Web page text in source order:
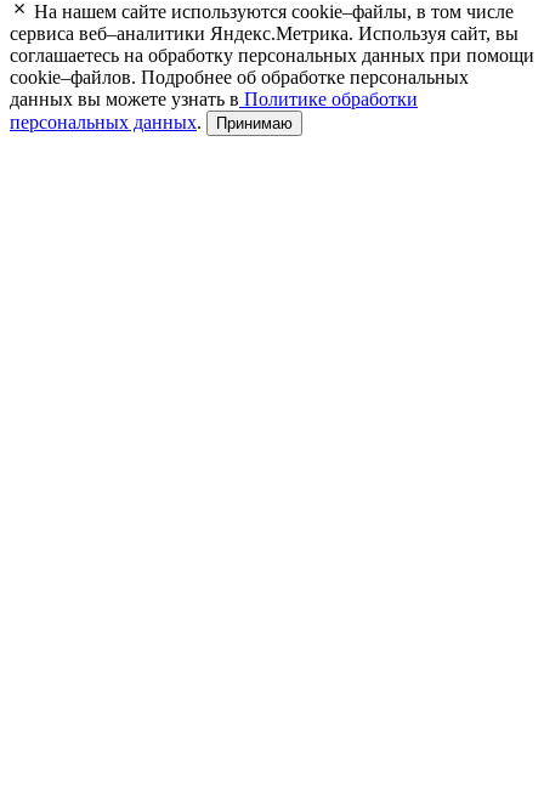
На нашем сайте используются cookie–файлы, в том числе
сервиса веб–аналитики Яндекс.Метрика. Используя сайт, вы
соглашаетесь на обработку персональных данных при помощи
cookie–файлов. Подробнее об обработке персональных
данных вы можете узнать в Политике обработки
персональных данных. Принимаю